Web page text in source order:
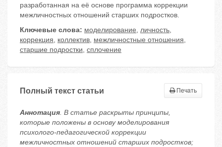
разработанная на её основе программа коррекции
межличностных отношений старших подростков.
Ключевые слова: моделирование, личность,
коррекция, коллектив, межличностные отношения,
старшие подростки, сплочение
Полный текст статьи Печать
Аннотация. В статье раскрыты принципы,
которые положены в основу моделирования
психолого-педагогической коррекции
межличностных отношений старших подростков;